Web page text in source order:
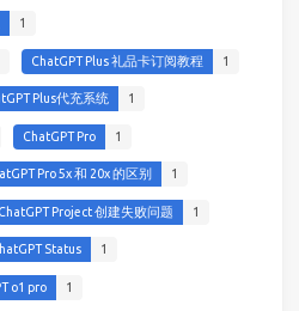
1
ChatGPT Plus 礼品卡订阅教程 1
Plus代充系统 1
ChatGPT Pro 1
Pro 5x 和 20x 的区别 1
ChatGPT Project 创建失败问题 1
Status 1
o1 pro 1